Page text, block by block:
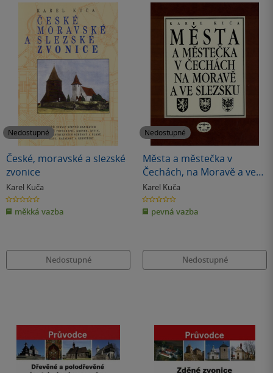
Nedostupné
České, moravské a slezské
zvonice
Karel Kuča
0.0
z
5
hvězdiček
měkká vazba
Nedostupné
Nedostupné
Města a městečka v
Čechách, na Moravě a ve
Slezsku / 1.díl A-G
Karel Kuča
0.0
z
5
hvězdiček
pevná vazba
Nedostupné